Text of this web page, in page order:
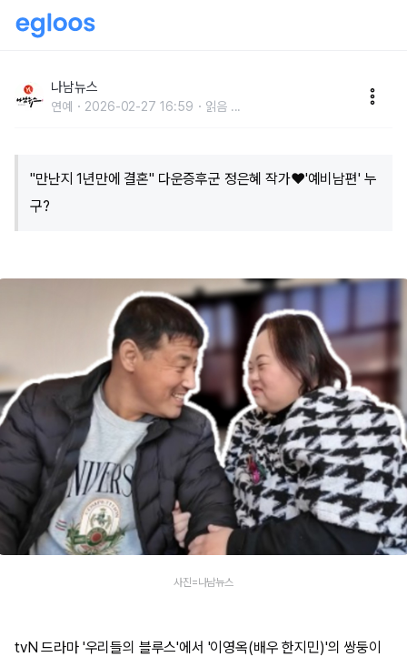
남편' 누구?
나남뉴스
연예 2026-02-27 16:59 읽음 ...
"만난지 1년만에 결혼" 다운증후군 정은혜 작가♥'예비남편' 누
구?
사진=나남뉴스
tvN 드라마 '우리들의 블루스'에서 '이영옥(배우 한지민)'의 쌍둥이